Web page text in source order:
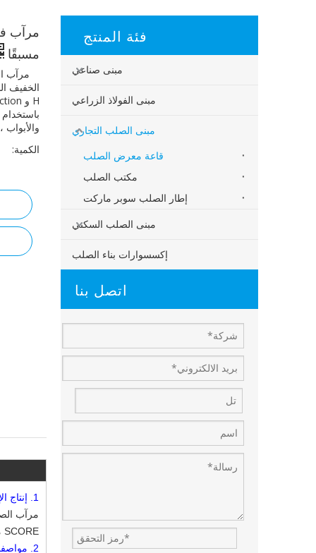
مرآب
مسبقًا
مرآب
الخفيف
والأبواب
الكمية:
1. إنتاج
SCORE مكونات فولاذية ، والسقف والجدران باستخدام مجموعة متنوعة من الألواح والمكونات الأخرى مثل النوافذ والأبواب ، والرافعات.
2.
فئة المنتج
مبنى صناعي
مبنى الفولاذ الزراعي
مبنى الصلب التجاري
قاعة معرض الصلب
مكتب الصلب
إطار الصلب سوبر ماركت
مبنى الصلب السكني
إكسسوارات بناء الصلب
اتصل بنا